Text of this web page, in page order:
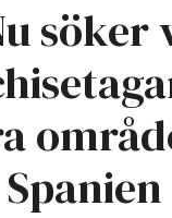
söker
Spanien